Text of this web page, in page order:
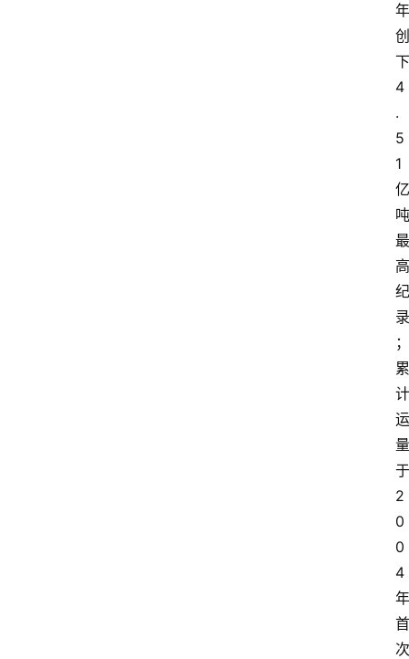
年
创
下
4
.
5
1
亿
吨
最
高
纪
录
；
累
计
运
量
于
2
0
0
4
年
首
次